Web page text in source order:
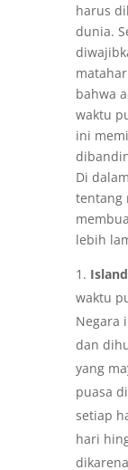
harus
dunia.
bahwa
waktu
ini
Di
tentang
lebih
waktu
Negara
dan
yang
puasa
setiap
hari